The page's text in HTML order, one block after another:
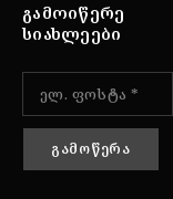
ᲒᲐᲛᲝᲘᲬᲔᲠᲔ
ᲡᲘᲐᲮᲚᲔᲔᲑᲘ